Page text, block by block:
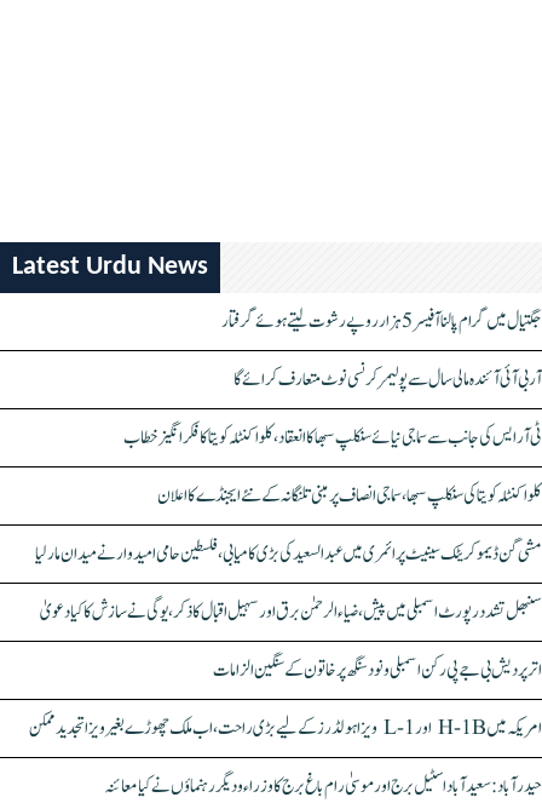
Latest Urdu News
جگتیال میں گرام پالنا آفیسر 5 ہزار روپے رشوت لیتے ہوئے گرفتار
آر بی آئی آئندہ مالی سال سے پولیمر کرنسی نوٹ متعارف کرائے گا
ٹی آر ایس کی جانب سے سماجی نیائے سنکلپ سبھا کا انعقاد، کلواکنٹلہ کویتا کا فکر انگیز خطاب
کلواکنٹلہ کویتا کی سنکلپ سبھا، سماجی انصاف پر مبنی تلنگانہ کے نئے ایجنڈے کا اعلان
مشی گن ڈیموکریٹک سینیٹ پرائمری میں عبدالسعید کی بڑی کامیابی، فلسطین حامی امیدوار نے میدان مار لیا
سنبھل تشدد رپورٹ اسمبلی میں پیش، ضیاء الرحمٰن برق اور سہیل اقبال کا ذکر، یوگی نے سازش کا کیا دعویٰ
اتر پردیش بی جے پی رکن اسمبلی ونود سنگھ پر خاتون کے سنگین الزامات
امریکہ میں H-1B اور L-1 ویزا ہولڈرز کے لیے بڑی راحت، اب ملک چھوڑے بغیر ویزا تجدید ممکن
حیدرآباد: سعیدآباد اسٹیل برج اور موسیٰ رام باغ برج کا وزراء و دیگر رہنماؤں نے کیا معائنہ